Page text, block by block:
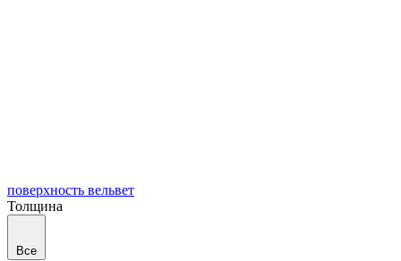
поверхность вельвет
Толщина
Все